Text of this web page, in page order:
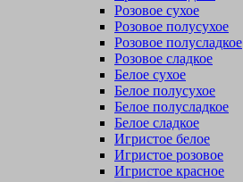
Розовое сухое
Розовое полусухое
Розовое полусладкое
Розовое сладкое
Белое сухое
Белое полусухое
Белое полусладкое
Белое сладкое
Игристое белое
Игристое розовое
Игристое красное